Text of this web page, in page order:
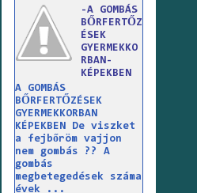
-A GOMBÁS
BŐRFERTŐZ
ÉSEK
GYERMEKKO
RBAN-
KÉPEKBEN
A GOMBÁS
BŐRFERTŐZÉSEK
GYERMEKKORBAN
KÉPEKBEN De viszket
a fejbőröm vajjon
nem gombás ?? A
gombás
megbetegedések száma
évek ...